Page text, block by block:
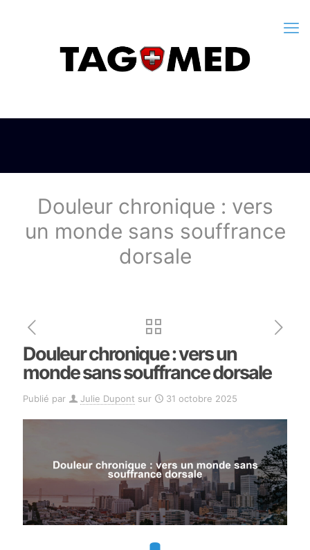
Douleur chronique : vers
un monde sans souffrance
dorsale
Douleur chronique : vers un
monde sans souffrance dorsale
Publié par Julie Dupont sur 31 octobre 2025